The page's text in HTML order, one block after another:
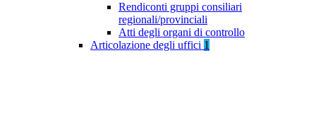
Rendiconti gruppi consiliari
regionali/provinciali
Atti degli organi di controllo
Articolazione degli uffici 1